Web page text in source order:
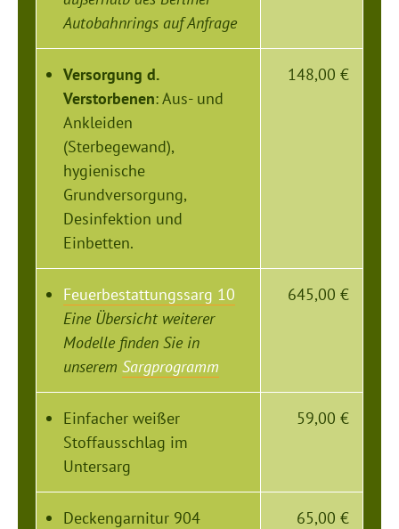
Autobahnrings auf Anfrage
Versorgung d.
Verstorbenen: Aus- und
Ankleiden
(Sterbegewand),
hygienische
Grundversorgung,
Desinfektion und
Einbetten.
148,00 €
Feuerbestattungssarg 10
Eine Übersicht weiterer
Modelle finden Sie in
unserem Sargprogramm
645,00 €
Einfacher weißer
Stoffausschlag im
Untersarg
59,00 €
Deckengarnitur 904
65,00 €